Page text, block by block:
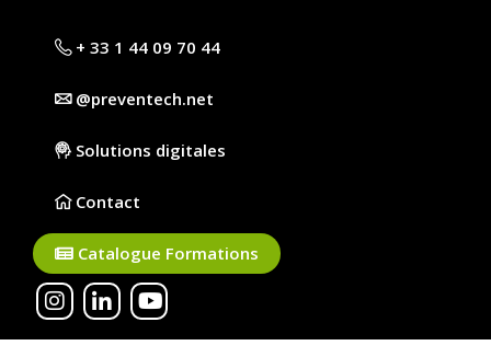
+ 33 1 44 09 70 44
@preventech.net
Solutions digitales
Contact
Catalogue Formations